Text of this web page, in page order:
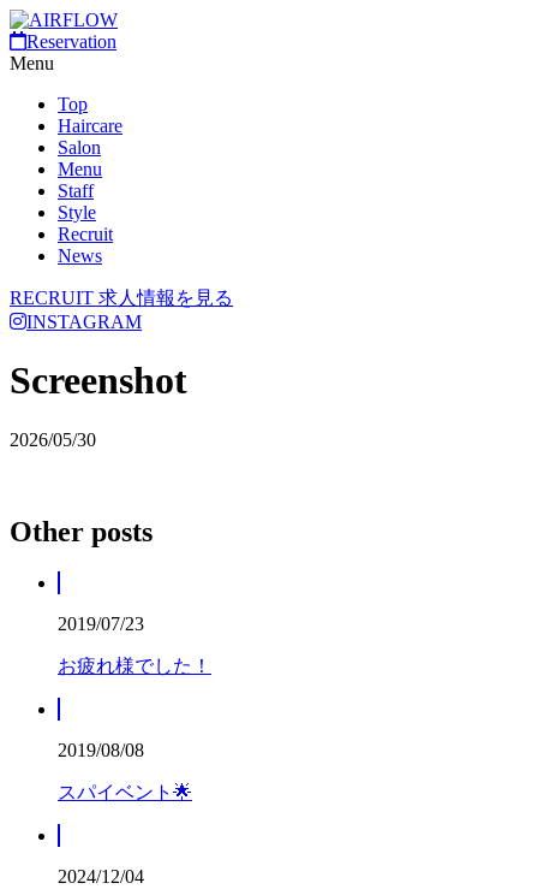
Reservation
Menu
Top
Haircare
Salon
Menu
Staff
Style
Recruit
News
RECRUIT 求人情報を見る
INSTAGRAM
Screenshot
2026/05/30
Other posts
2019/07/23
お疲れ様でした！
2019/08/08
スパイベント🌟
2024/12/04